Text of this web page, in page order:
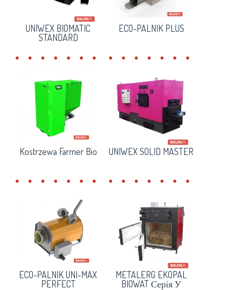
UNIWEX BIOMATIC
STANDARD
ECO-PALNIK PLUS
Kostrzewa Farmer Bio UNIWEX SOLID MASTER
ECO-PALNIK UNI-MAX
PERFECT
METALERG EKOPAL
BIOWAT Серія У